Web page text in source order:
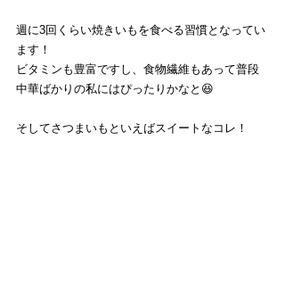
週に3回くらい焼きいもを食べる習慣となってい
ます！
ビタミンも豊富ですし、食物繊維もあって普段
中華ばかりの私にはぴったりかなと😆
そしてさつまいもといえばスイートなコレ！